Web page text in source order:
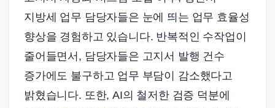
지방세 업무 담당자들은 눈에 띄는 업무 효율성
향상을 경험하고 있습니다. 반복적인 수작업이
줄어들면서, 담당자들은 고지서 발행 건수
증가에도 불구하고 업무 부담이 감소했다고
밝혔습니다. 또한, AI의 철저한 검증 덕분에